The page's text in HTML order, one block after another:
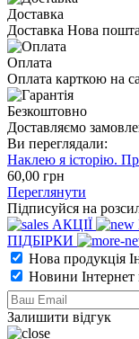
Доставка
Доставка Нова
Оплата
Оплата карткою на
Безкоштовно
Доставляємо
Ви переглядали:
Наклею я історію.
60,00 грн
Переглянути
Підписуйся на
АКЦІЇ
ПІДБІРКИ
Нова продукція
Новини Інтернет
Залишити відгук